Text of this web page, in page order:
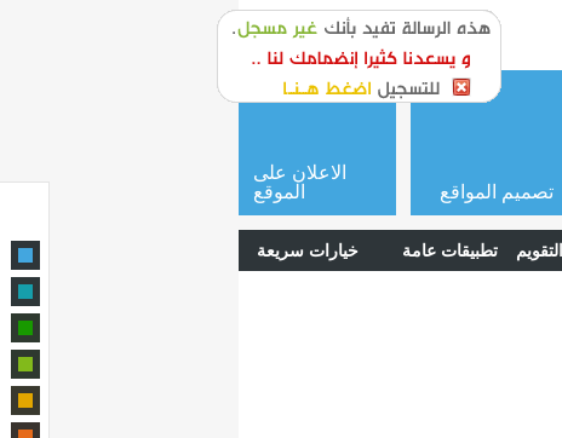
or login
التقويم تطبيقات عامة خيارات سريعة
تصميم المواقع
الاعلان على
الموقع